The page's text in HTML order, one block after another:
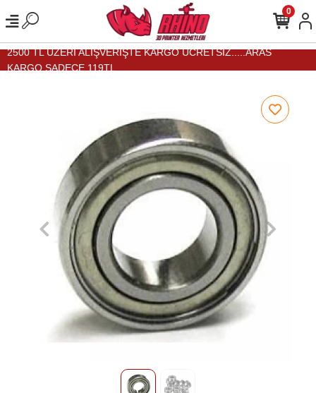
2500 TL ÜZERİ ALIŞVERİŞTE KARGO ÜCRETSİZ.....ARAS
KARGO SADECE 119TL...
0